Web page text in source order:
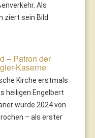
Als
ziert sein Bild
– Patron der
Kaserne
Kirche erstmals
heiligen Engelbert
wurde 2024 von
– als erster